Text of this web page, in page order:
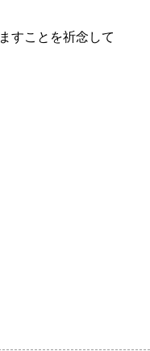
すことを祈念して